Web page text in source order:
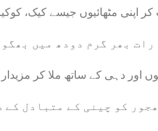
اپنی مٹھائیوں جیسے کیک،
بھر گرم دودھ میں
اور دہی کے ساتھ ملا کر
کو چینی کے متبادل